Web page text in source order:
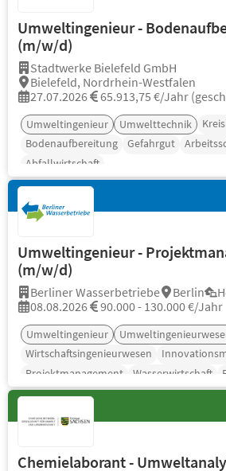
Umweltingenieur -
(m/w/d)
Stadtwerke Bielefeld GmbH
Bielefeld, Nordrhein-Westfalen
27.07.2026
65.913,75 €/Jahr
Umweltingenieur Umwelttechnik
Bodenaufbereitung
Gefahrgut
Abfallwirtschaft
Umweltingenieur -
(m/w/d)
Berliner Wasserbetriebe Berlin
08.08.2026
90.000 - 130.000 €/Jahr
Umweltingenieur
Wirtschaftsingenieurwesen
Projektmanagement
Wasserwirtschaft
Chemielaborant -